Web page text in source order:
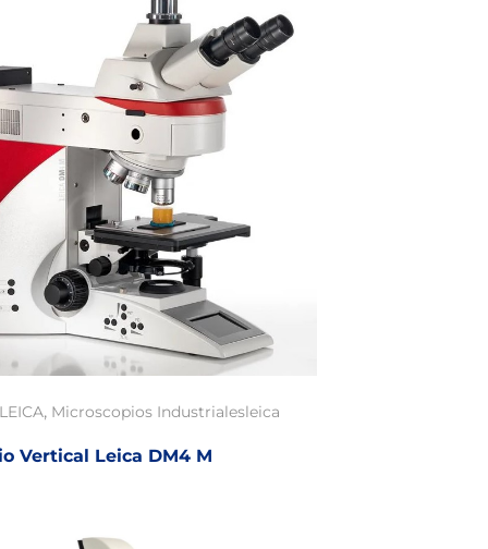
LEICA, Microscopios Industrialesleica
Vertical Leica DM4 M